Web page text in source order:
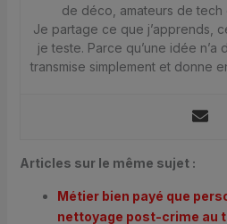
de déco, amateurs de tech
Je partage ce que j’apprends,
je teste. Parce qu’une idée
transmise simplement et donne
Articles sur le même sujet :
Métier bien payé que
nettoyage post-crime au